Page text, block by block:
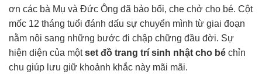
ơn các bà Mụ và Đức Ông đã bảo bối, che chở cho bé. Cột
mốc 12 tháng tuổi đánh dấu sự chuyển mình từ giai đoạn
nằm nôi sang những bước đi chập chững đầu đời. Sự
hiện diện của mộtset đồ trang trí sinh nhật cho bé chỉn
chu giúp lưu giữ khoảnh khắc này mãi mãi.